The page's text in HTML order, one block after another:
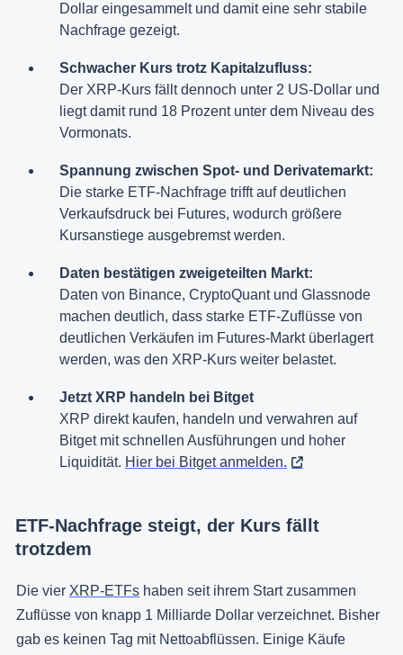
Dollar eingesammelt und damit eine sehr stabile
Nachfrage gezeigt.
Schwacher Kurs trotz Kapitalzufluss:
Der XRP-Kurs fällt dennoch unter 2 US-Dollar und
liegt damit rund 18 Prozent unter dem Niveau des
Vormonats.
Spannung zwischen Spot- und Derivatemarkt:
Die starke ETF-Nachfrage trifft auf deutlichen
Verkaufsdruck bei Futures, wodurch größere
Kursanstiege ausgebremst werden.
Daten bestätigen zweigeteilten Markt:
Daten von Binance, CryptoQuant und Glassnode
machen deutlich, dass starke ETF-Zuflüsse von
deutlichen Verkäufen im Futures-Markt überlagert
werden, was den XRP-Kurs weiter belastet.
Jetzt XRP handeln bei Bitget
XRP direkt kaufen, handeln und verwahren auf
Bitget mit schnellen Ausführungen und hoher
Liquidität. Hier bei Bitget anmelden.
ETF-Nachfrage steigt, der Kurs fällt
trotzdem
Die vier XRP-ETFs haben seit ihrem Start zusammen
Zuflüsse von knapp 1 Milliarde Dollar verzeichnet. Bisher
gab es keinen Tag mit Nettoabflüssen. Einige Käufe